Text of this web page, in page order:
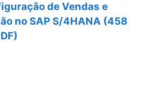
de Vendas e
no SAP S/4HANA (458